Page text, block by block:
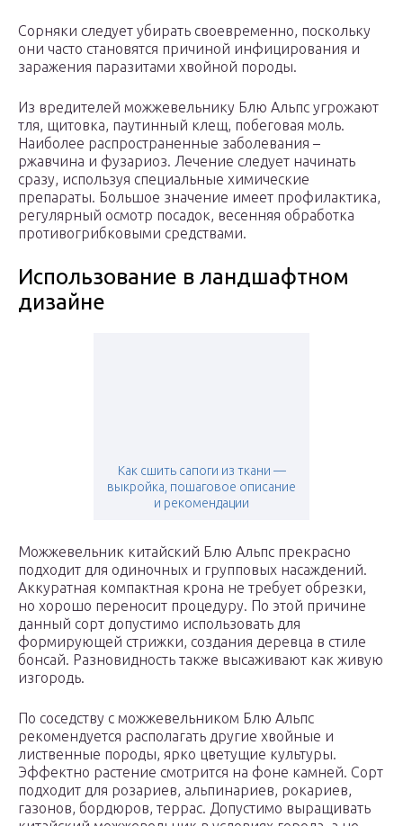
Сорняки следует убирать своевременно, поскольку
они часто становятся причиной инфицирования и
заражения паразитами хвойной породы.
Из вредителей можжевельнику Блю Альпс угрожают
тля, щитовка, паутинный клещ, побеговая моль.
Наиболее распространенные заболевания –
ржавчина и фузариоз. Лечение следует начинать
сразу, используя специальные химические
препараты. Большое значение имеет профилактика,
регулярный осмотр посадок, весенняя обработка
противогрибковыми средствами.
Использование в ландшафтном
дизайне
Как сшить сапоги из ткани —
выкройка, пошаговое описание
и рекомендации
Можжевельник китайский Блю Альпс прекрасно
подходит для одиночных и групповых насаждений.
Аккуратная компактная крона не требует обрезки,
но хорошо переносит процедуру. По этой причине
данный сорт допустимо использовать для
формирующей стрижки, создания деревца в стиле
бонсай. Разновидность также высаживают как живую
изгородь.
По соседству с можжевельником Блю Альпс
рекомендуется располагать другие хвойные и
лиственные породы, ярко цветущие культуры.
Эффектно растение смотрится на фоне камней. Сорт
подходит для розариев, альпинариев, рокариев,
газонов, бордюров, террас. Допустимо выращивать